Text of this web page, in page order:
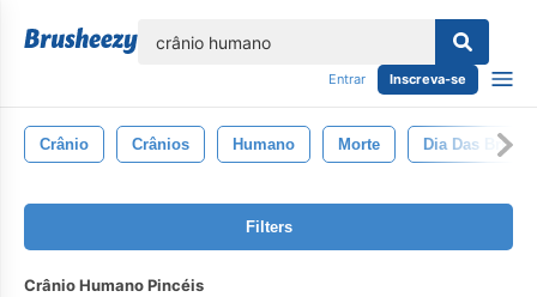
Entrar Inscreva-se
Crânio Crânios Humano Morte Dia Das Bruxas
Filters
Crânio Humano Pincéis